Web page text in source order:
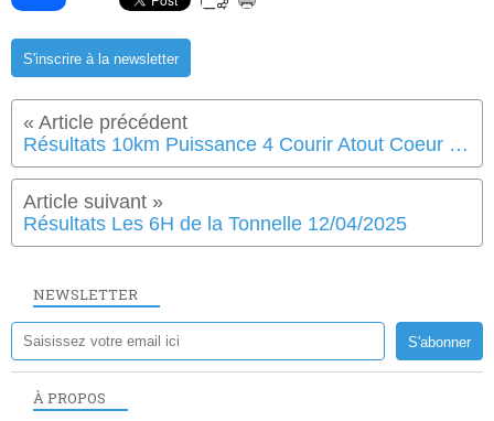
S'inscrire à la newsletter
Résultats 10km Puissance 4 Courir Atout Coeur le 30/03/2025
Résultats Les 6H de la Tonnelle 12/04/2025
NEWSLETTER
À PROPOS